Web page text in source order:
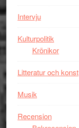
Intervju
Kulturpolitik
Krönikor
Litteratur och konst
Musik
Recension